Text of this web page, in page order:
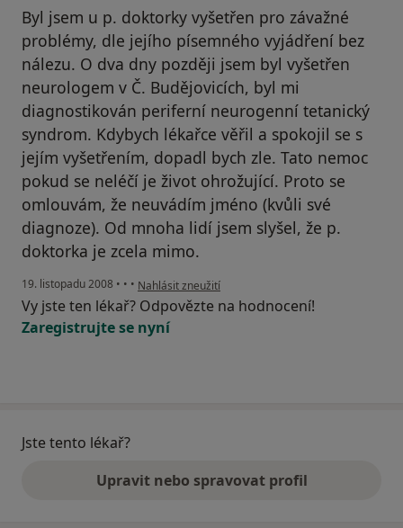
Byl jsem u p. doktorky vyšetřen pro závažné
problémy, dle jejího písemného vyjádření bez
nálezu. O dva dny později jsem byl vyšetřen
neurologem v Č. Budějovicích, byl mi
diagnostikován periferní neurogenní tetanický
syndrom. Kdybych lékařce věřil a spokojil se s
jejím vyšetřením, dopadl bych zle. Tato nemoc
pokud se neléčí je život ohrožující. Proto se
omlouvám, že neuvádím jméno (kvůli své
diagnoze). Od mnoha lidí jsem slyšel, že p.
doktorka je zcela mimo.
19. listopadu 2008 • • • podle názoru uživatele -
Nahlásit zneužití
Vy jste ten lékař? Odpovězte na hodnocení!
Zaregistrujte se nyní
Jste tento lékař?
Upravit nebo spravovat profil